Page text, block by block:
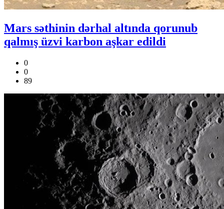
Mars səthinin dərhal altında qorunub
qalmış üzvi karbon aşkar edildi
0
0
89